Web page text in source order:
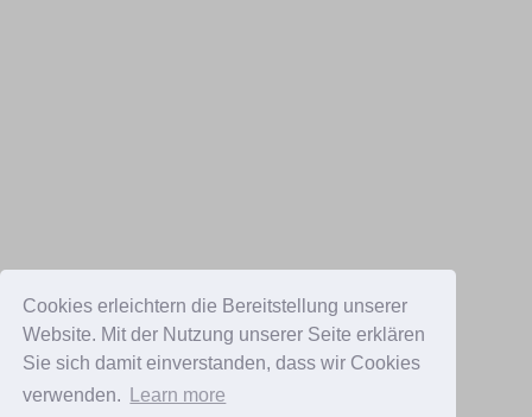
Cookies erleichtern die Bereitstellung unserer
Website. Mit der Nutzung unserer Seite erklären
Sie sich damit einverstanden, dass wir Cookies
verwenden.
Learn more